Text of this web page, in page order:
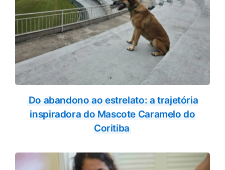
Do abandono ao estrelato: a trajetória
inspiradora do Mascote Caramelo do
Coritiba